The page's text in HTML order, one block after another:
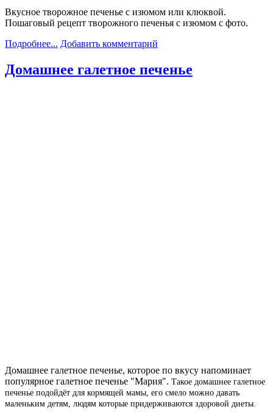
Вкусное творожное печенье с изюмом или клюквой.
Пошаговый рецепт творожного печенья с изюмом с фото.
Подробнее... Добавить комментарий
Домашнее галетное печенье
Домашнее галетное печенье, которое по вкусу напоминает
популярное галетное печенье "Мария". Такое домашнее галетное
печенье подойдёт для кормящей мамы, его смело можно давать
маленьким детям, людям которые придерживаются здоровой диеты.